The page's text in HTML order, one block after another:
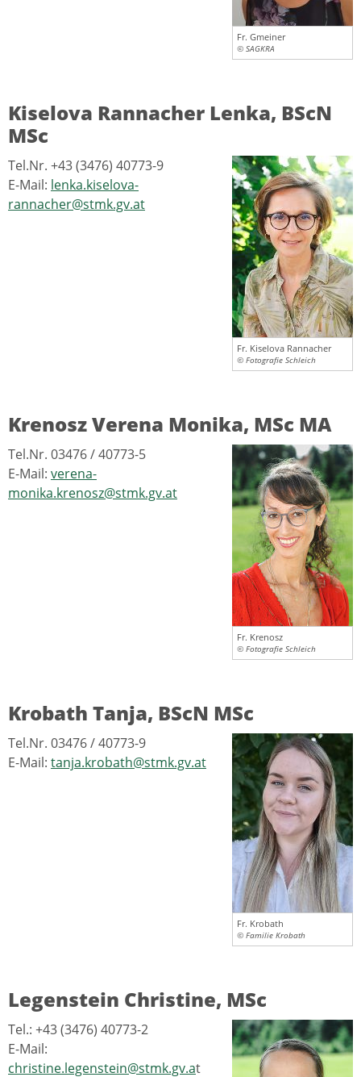
Fr. Gmeiner
© SAGKRA
Kiselova Rannacher Lenka, BScN
MSc
Fr. Kiselova Rannacher
© Fotografie Schleich
Tel.Nr. +43 (3476) 40773-9
E-Mail: lenka.kiselova-
rannacher@stmk.gv.at
Krenosz Verena Monika, MSc MA
Fr. Krenosz
© Fotografie Schleich
Tel.Nr. 03476 / 40773-5
E-Mail: verena-
monika.krenosz@stmk.gv.at
Krobath Tanja, BScN MSc
Fr. Krobath
© Familie Krobath
Tel.Nr. 03476 / 40773-9
E-Mail: tanja.krobath@stmk.gv.at
Legenstein Christine, MSc
Tel.: +43 (3476) 40773-2
E-Mail:
christine.legenstein@stmk.gv.at